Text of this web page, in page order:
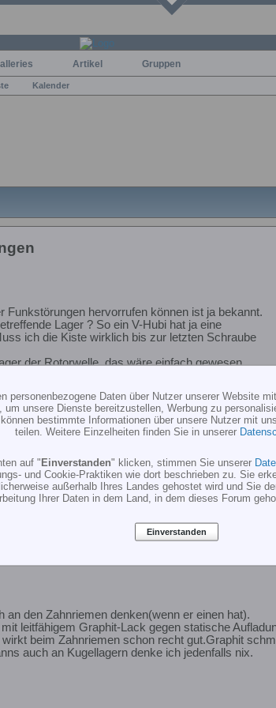
Artikel Gruppen
Kalender
Funkstörungen hervorrufen können ist ja bekannt.
Lager ? So ein V-Hubi hat ja eine
ich die Kiste wirklich bis zur letzten Schraube
der Rotorwelle, das wäre einfach gewesen.
von Flug zu Flug merkbar stärker.
an den Zahnriemen denken(wenn er einen hat).
leitfähigem Graphit-Lack gegen statische
beim Zahnriemen schon recht gut.Graphit
auch an Kugellagern denke ich jedenfalls nix.
personenbezogene Daten über Nutzer unserer Website
um unsere Dienste bereitzustellen, Werbung zu
bestimmte Informationen über unsere Nutzer mit
teilen. Weitere Einzelheiten finden Sie in unserer
auf "Einverstanden" klicken, stimmen Sie unserer
und Cookie-Praktiken wie dort beschrieben zu. Sie
außerhalb Ihres Landes gehostet wird und Sie
Ihrer Daten in dem Land, in dem dieses Forum
Einverstanden